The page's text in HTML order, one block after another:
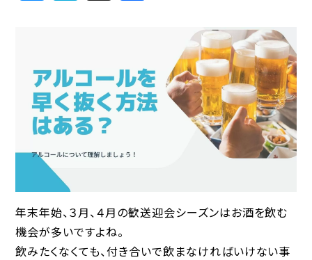
年末年始、３月、４月の歓送迎会シーズンはお酒を飲む
機会が多いですよね。
飲みたくなくても、付き合いで飲まなければいけない事